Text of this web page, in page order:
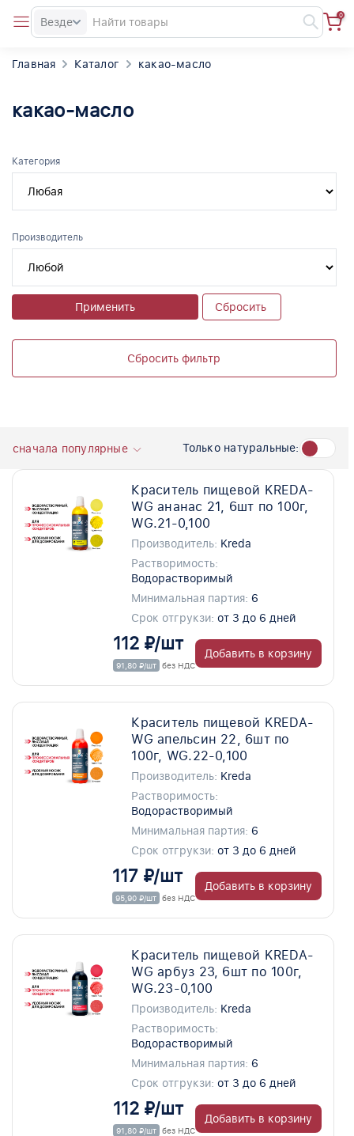
Везде
0
Главная Каталог какао-масло
какао-масло
Категория
Производитель
Применить Сбросить
Сбросить фильтр
сначала популярные Только натуральные:
Краситель пищевой KREDA-
WG ананас 21, 6шт по 100г,
WG.21-0,100
Производитель: Kreda
Растворимость:
Водорастворимый
Минимальная партия: 6
Срок отгрукзи: от 3 до 6 дней
112 ₽/шт
91,80 ₽/шт без НДС
Добавить в корзину
Краситель пищевой KREDA-
WG апельсин 22, 6шт по
100г, WG.22-0,100
Производитель: Kreda
Растворимость:
Водорастворимый
Минимальная партия: 6
Срок отгрукзи: от 3 до 6 дней
117 ₽/шт
95,90 ₽/шт без НДС
Добавить в корзину
Краситель пищевой KREDA-
WG арбуз 23, 6шт по 100г,
WG.23-0,100
Производитель: Kreda
Растворимость:
Водорастворимый
Минимальная партия: 6
Срок отгрукзи: от 3 до 6 дней
112 ₽/шт
91,80 ₽/шт без НДС
Добавить в корзину